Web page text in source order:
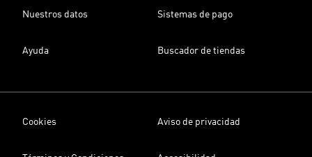
Nuestros datos Sistemas de pago
Ayuda Buscador de tiendas
Cookies Aviso de privacidad